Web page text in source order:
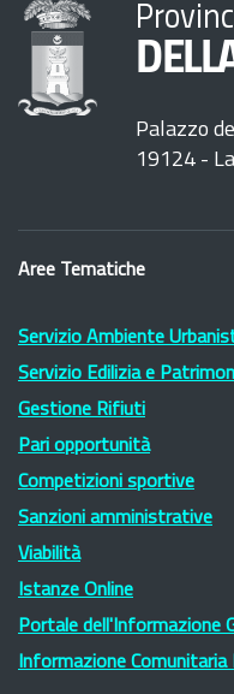
Palazzo
19124 -
Aree Tematiche
Servizio Ambiente
Servizio Edilizia e
Gestione Rifiuti
Pari opportunità
Competizioni sportive
Sanzioni amministrative
Viabilità
Istanze Online
Portale dell'Informazione
Informazione Comunitaria